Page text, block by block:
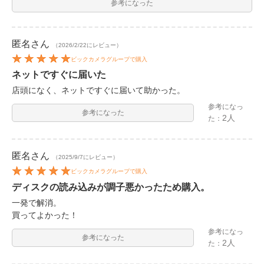
参考になった
匿名 さん （2026/2/22にレビュー）
ビックカメラグループで購入
ネットですぐに届いた
店頭になく、ネットですぐに届いて助かった。
参考になった
参考になっ
た：2人
匿名 さん （2025/9/7にレビュー）
ビックカメラグループで購入
ディスクの読み込みが調子悪かったため購入。
一発で解消。
買ってよかった！
参考になった
参考になっ
た：2人